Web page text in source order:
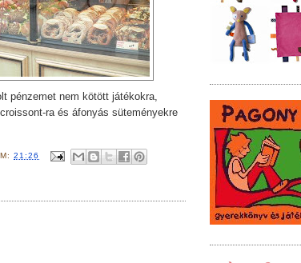
pénzemet nem kötött játékokra,
ra és áfonyás süteményekre
21:26